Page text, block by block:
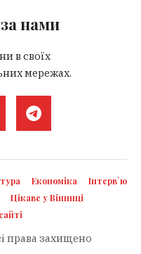
нами
в своїх
мережах.
Економіка
Інтерв`ю
Цікаве у Вінниці
права захищено